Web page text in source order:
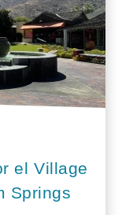
el Village
Springs